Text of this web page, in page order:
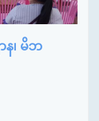
န၊ မိဘ